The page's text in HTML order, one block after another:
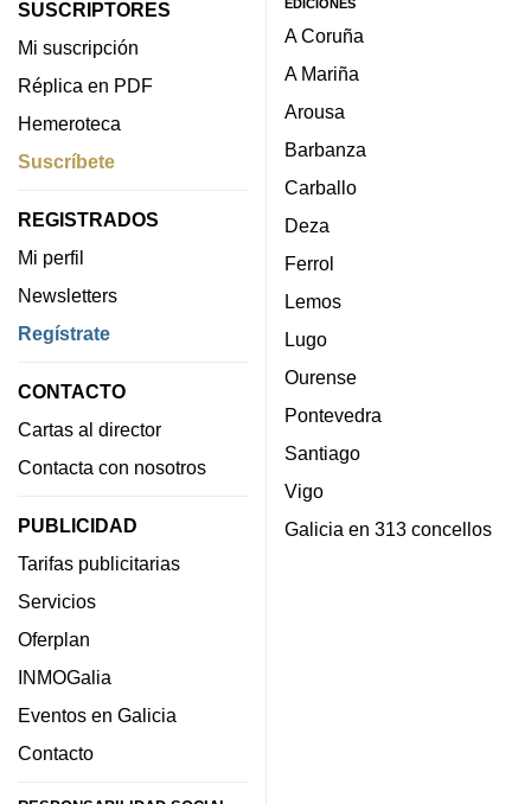
SUSCRIPTORES
Mi suscripción
Réplica en PDF
Hemeroteca
Suscríbete
REGISTRADOS
Mi perfil
Newsletters
Regístrate
CONTACTO
Cartas al director
Contacta con nosotros
PUBLICIDAD
Tarifas publicitarias
Servicios
Oferplan
INMOGalia
Eventos en Galicia
Contacto
EDICIONES
A Coruña
A Mariña
Arousa
Barbanza
Carballo
Deza
Ferrol
Lemos
Lugo
Ourense
Pontevedra
Santiago
Vigo
Galicia en 313 concellos